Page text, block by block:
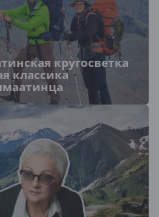
кругосветка
классика